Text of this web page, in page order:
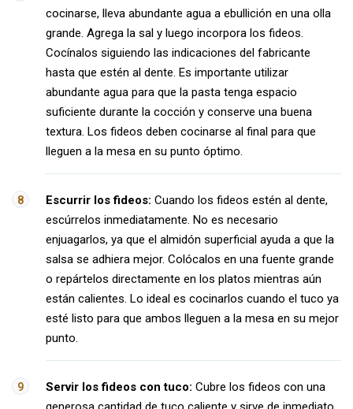
cocinarse, lleva abundante agua a ebullición en una olla
grande. Agrega la sal y luego incorpora los fideos.
Cocínalos siguiendo las indicaciones del fabricante
hasta que estén al dente. Es importante utilizar
abundante agua para que la pasta tenga espacio
suficiente durante la cocción y conserve una buena
textura. Los fideos deben cocinarse al final para que
lleguen a la mesa en su punto óptimo.
Escurrir los fideos: Cuando los fideos estén al dente,
escúrrelos inmediatamente. No es necesario
enjuagarlos, ya que el almidón superficial ayuda a que la
salsa se adhiera mejor. Colócalos en una fuente grande
o repártelos directamente en los platos mientras aún
están calientes. Lo ideal es cocinarlos cuando el tuco ya
esté listo para que ambos lleguen a la mesa en su mejor
punto.
Servir los fideos con tuco: Cubre los fideos con una